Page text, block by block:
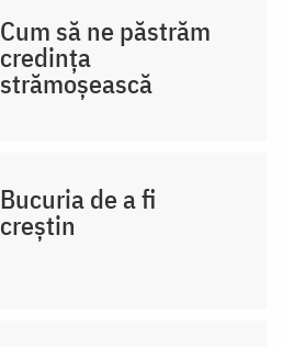
Cum să ne păstrăm
credința
strămoșească
Bucuria de a fi
creștin